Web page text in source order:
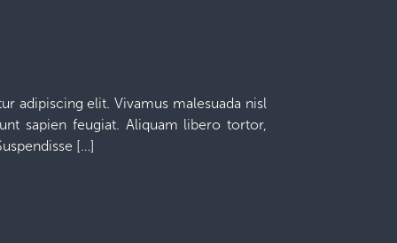
adipiscing elit. Vivamus malesuada nisl
sapien feugiat. Aliquam libero tortor,
[…]